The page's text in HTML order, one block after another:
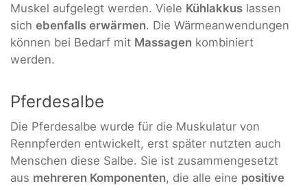
Muskel aufgelegt werden. Viele Kühlakkus lassen
sich ebenfalls erwärmen. Die Wärmeanwendungen
können bei Bedarf mit Massagen kombiniert
werden.
Pferdesalbe
Die Pferdesalbe wurde für die Muskulatur von
Rennpferden entwickelt, erst später nutzten auch
Menschen diese Salbe. Sie ist zusammengesetzt
aus mehreren Komponenten, die alle eine positive